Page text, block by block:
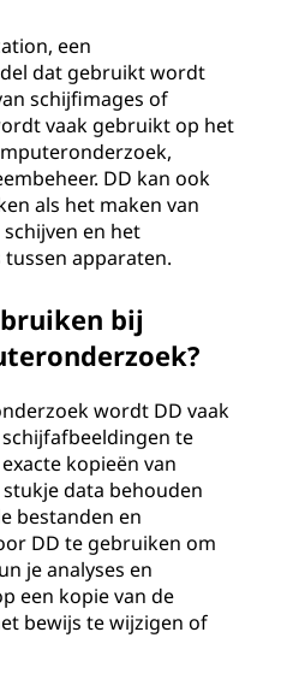
een
dat gebruikt wordt
schijfimages of
vaak gebruikt op het
DD kan ook
als het maken van
en het
apparaten.
bij
wordt DD vaak
te
kopieën van
data behouden
bestanden en
DD te gebruiken om
je analyses en
een kopie van de
bewijs te wijzigen of